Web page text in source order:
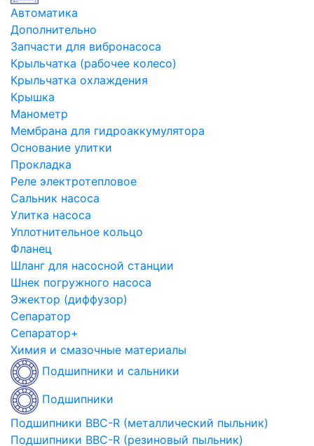
Автоматика
Дополнительно
Запчасти для вибронасоса
Крыльчатка (рабочее колесо)
Крыльчатка охлаждения
Крышка
Манометр
Мембрана для гидроаккумулятора
Основание улитки
Прокладка
Реле электротепловое
Сальник насоса
Улитка насоса
Уплотнительное кольцо
Фланец
Шланг для насосной станции
Шнек погружного насоса
Эжектор (диффузор)
Сепаратор
Сепаратор+
Химия и смазочные материалы
Подшипники и сальники
Подшипники
Подшипники BBC-R (металлический пыльник)
Подшипники BBC-R (резиновый пыльник)